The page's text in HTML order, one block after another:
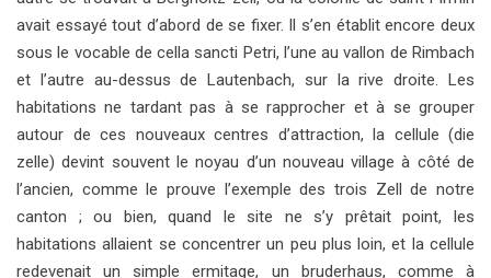
avait essayé tout d’abord de se fixer. Il s’en établit encore deux
sous le vocable de cella sancti Petri, l’une au vallon de Rimbach
et l’autre au-dessus de Lautenbach, sur la rive droite. Les
habitations ne tardant pas à se rapprocher et à se grouper
autour de ces nouveaux centres d’attraction, la cellule (die
zelle) devint souvent le noyau d’un nouveau village à côté de
l’ancien, comme le prouve l’exemple des trois Zell de notre
canton ; ou bien, quand le site ne s’y prêtait point, les
habitations allaient se concentrer un peu plus loin, et la cellule
redevenait un simple ermitage, un bruderhaus, comme à